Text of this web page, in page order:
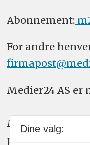
Abonnement:
For andre
Medier24 AS er
Medier24
plakatens
Dine valg: